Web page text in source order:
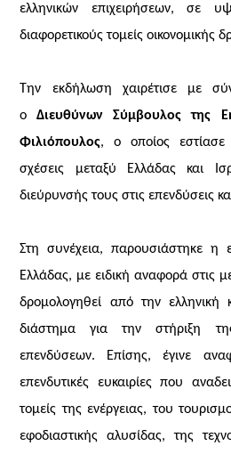
ελληνικών επιχειρήσεων, σε
διαφορετικούς τομείς οικονομικής
Την εκδήλωση χαιρέτισε με
οΔιευθύνων Σύμβουλος της
Φιλιόπουλος, ο οποίος εστίασε
σχέσεις μεταξύ Ελλάδας και
διεύρυνσής τους στις επενδύσεις
Στη συνέχεια, παρουσιάστηκε η
Ελλάδας, με ειδική αναφορά στις
δρομολογηθεί από την ελληνική
διάστημα για την στήριξη
επενδύσεων. Επίσης, έγινε
επενδυτικές ευκαιρίες που
τομείς της ενέργειας, του
εφοδιαστικής αλυσίδας, της